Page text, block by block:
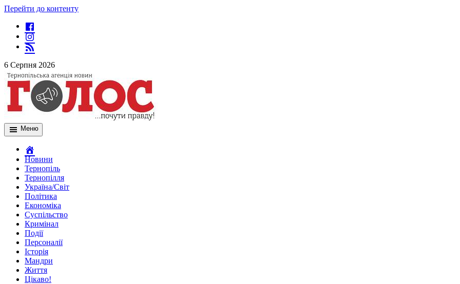
Перейти до контенту
6 Серпня 2026
Меню
Новини
Тернопіль
Тернопілля
Україна/Світ
Політика
Економіка
Суспільство
Кримінал
Події
Персоналії
Історія
Мандри
Життя
Цікаво!